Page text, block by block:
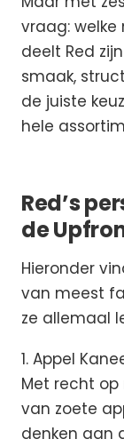
vraag: welke
deelt Red
smaak,
de juiste
hele
Red’s
de
Hieronder
van meest
ze allemaal
1. Appel
Met recht
van zoete
denken aan